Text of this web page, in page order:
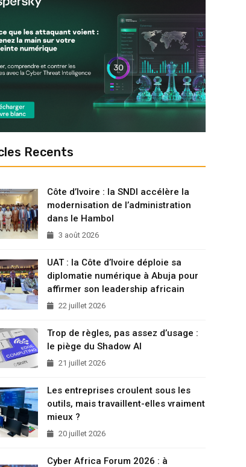
Recents
Côte d’Ivoire : la SNDI accélère la
modernisation de l’administration
dans le Hambol
3 août 2026
UAT : la Côte d’Ivoire déploie sa
diplomatie numérique à Abuja pour
affirmer son leadership africain
22 juillet 2026
Trop de règles, pas assez d’usage :
le piège du Shadow AI
21 juillet 2026
Les entreprises croulent sous les
outils, mais travaillent-elles vraiment
mieux ?
20 juillet 2026
Cyber Africa Forum 2026 : à